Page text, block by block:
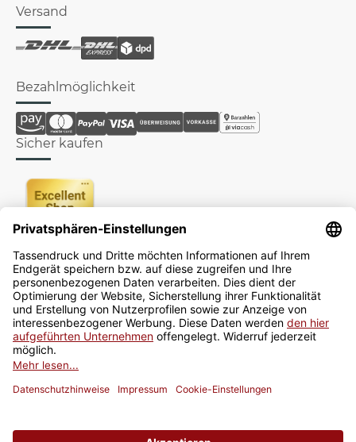
Versand
Bezahlmöglichkeit
Sicher kaufen
Newsletter